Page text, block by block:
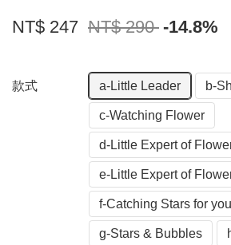
NT$ 247 NT$ 290 -14.8%
款式 a-Little Leader b-
c-Watching Flower
d-Little Expert of
e-Little Expert of
f-Catching Stars for you
g-Stars & Bubbles